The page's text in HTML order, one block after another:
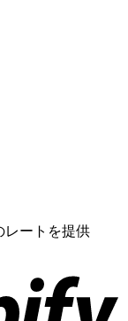
レートを提供